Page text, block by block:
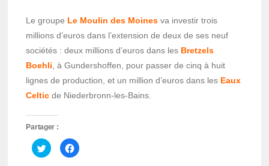
Le groupe Le Moulin des Moines va investir trois
millions d’euros dans l’extension de deux de ses neuf
sociétés : deux millions d’euros dans les Bretzels
Boehli , à Gundershoffen, pour passer de cinq à huit
lignes de production, et un million d’euros dans les Eaux
Celtic de Niederbronn-les-Bains.
Partager :
Cliquez
pour
partager
Cliquez
pour